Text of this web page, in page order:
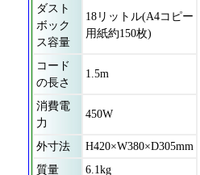
ダスト
ボック
ス容量
18リットル(A4コピー
用紙約150枚)
コード
の長さ
1.5m
消費電
力
450W
外寸法
H420×W380×D305mm
質量
6.1kg